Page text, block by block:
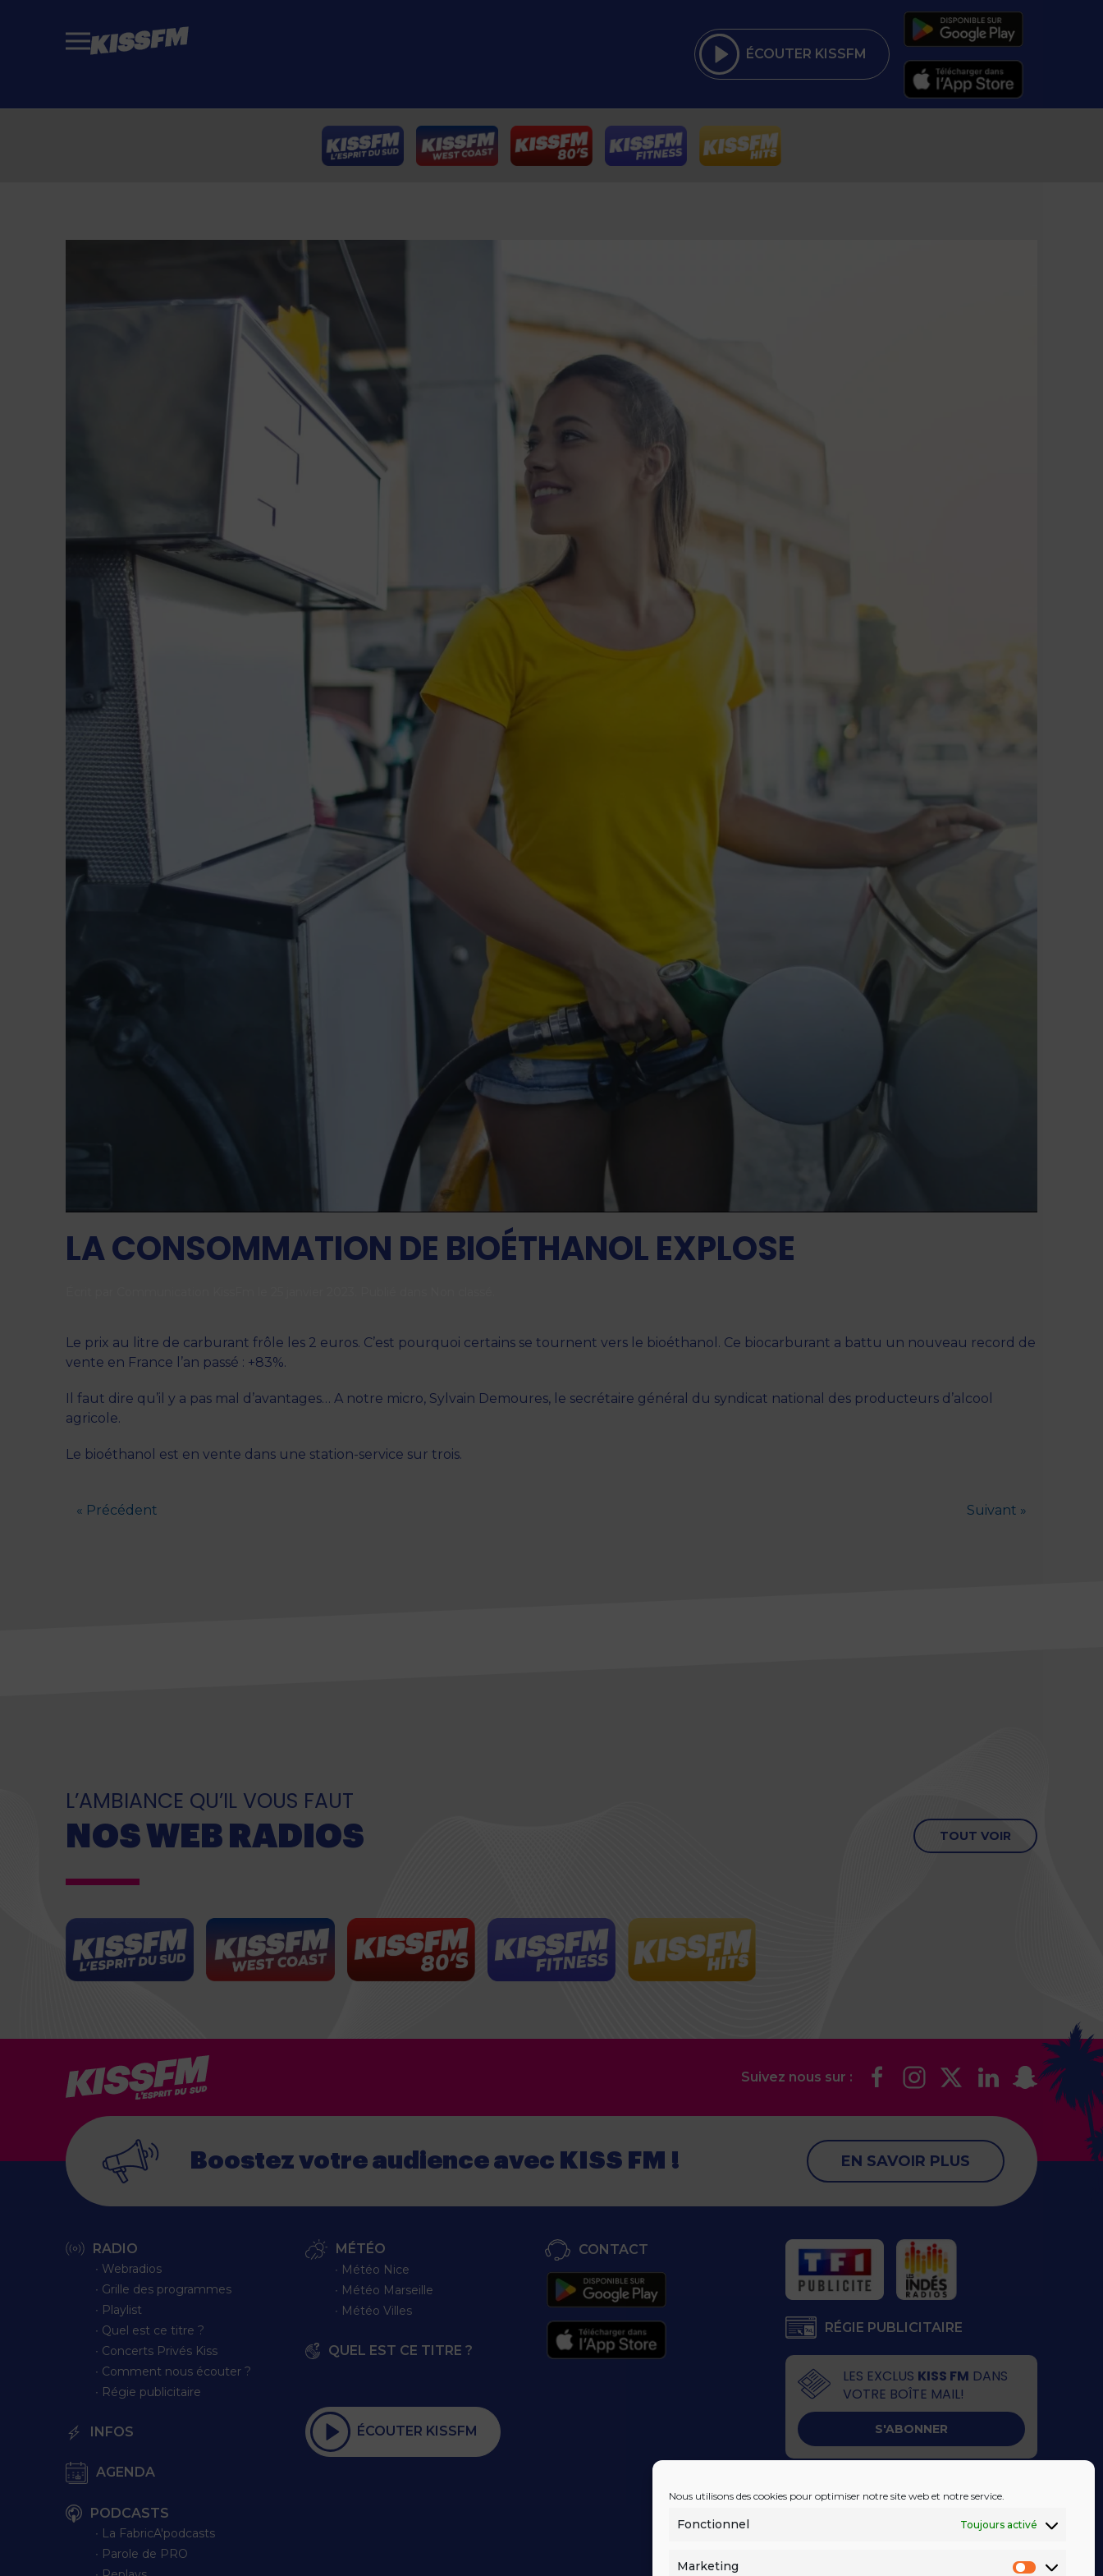
Nous utilisons des cookies pour optimiser notre site web et notre service.
Fonctionnel Toujours activé
Marketing
Passer au contenu principal ÉCOUTER KISSFM
LA CONSOMMATION DE BIOÉTHANOL EXPLOSE
Le prix au litre de carburant frôle les 2 euros. C’est pourquoi certains se tournent vers le bioéthanol. Ce biocarburant a battu un nouveau record de
vente en France l’an passé : +83%.
Il faut dire qu’il y a pas mal d’avantages… A notre micro, Sylvain Demoures, le secrétaire général du syndicat national des producteurs d’alcool
agricole.
Le bioéthanol est en vente dans une station-service sur trois.
« Précédent Suivant »
L’AMBIANCE QU’IL VOUS FAUT
NOS WEB RADIOS TOUT VOIR
Suivez nous sur :
Boostez votre audience avec KISS FM ! EN SAVOIR PLUS
RADIO
∙ Webradios
∙ Grille des programmes
∙ Playlist
∙ Quel est ce titre ?
∙ Concerts Privés Kiss
∙ Comment nous écouter ?
∙ Régie publicitaire
INFOS
AGENDA
PODCASTS
∙ La FabricA'podcasts
∙ Parole de PRO
MÉTÉO
∙ Météo Nice
∙ Météo Marseille
∙ Météo Villes
QUEL EST CE TITRE ?
ÉCOUTER KISSFM
CONTACT
RÉGIE PUBLICITAIRE
LES EXCLUS KISS FM DANS
VOTRE BOÎTE MAIL!
S'ABONNER